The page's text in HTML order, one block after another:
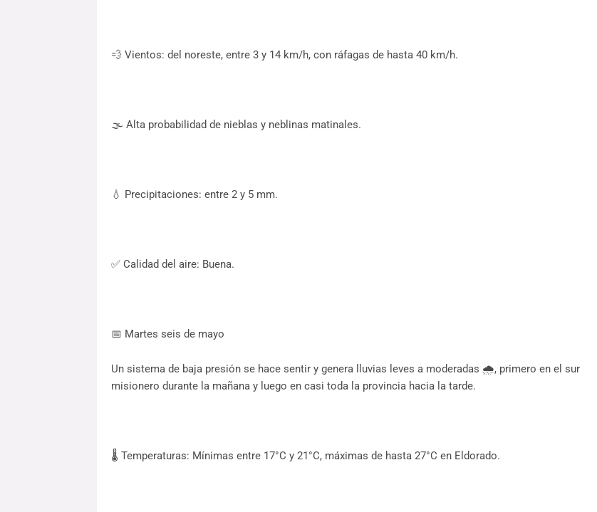
💨 Vientos: del noreste, entre 3 y 14 km/h, con ráfagas de hasta 40 km/h.
🌫️ Alta probabilidad de nieblas y neblinas matinales.
💧 Precipitaciones: entre 2 y 5 mm.
✅ Calidad del aire: Buena.
📅 Martes seis de mayo
Un sistema de baja presión se hace sentir y genera lluvias leves a moderadas 🌧️, primero en el sur
misionero durante la mañana y luego en casi toda la provincia hacia la tarde.
🌡️ Temperaturas: Mínimas entre 17°C y 21°C, máximas de hasta 27°C en Eldorado.